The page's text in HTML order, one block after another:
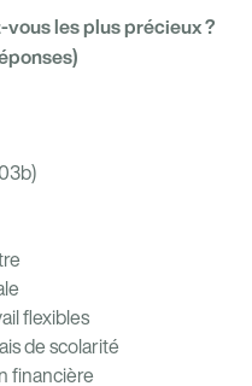
les plus précieux ?
flexibles
de scolarité
financière